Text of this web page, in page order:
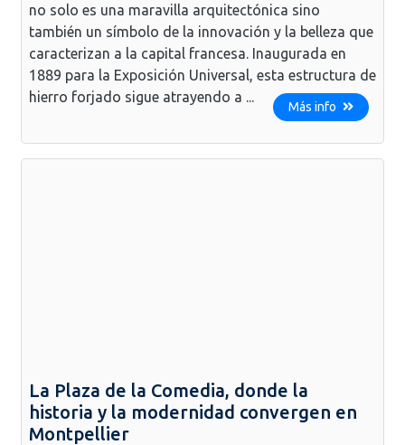
no solo es una maravilla arquitectónica sino
también un símbolo de la innovación y la belleza que
caracterizan a la capital francesa. Inaugurada en
1889 para la Exposición Universal, esta estructura de
hierro forjado sigue atrayendo a ...
Más info
La Plaza de la Comedia, donde la
historia y la modernidad convergen en
Montpellier